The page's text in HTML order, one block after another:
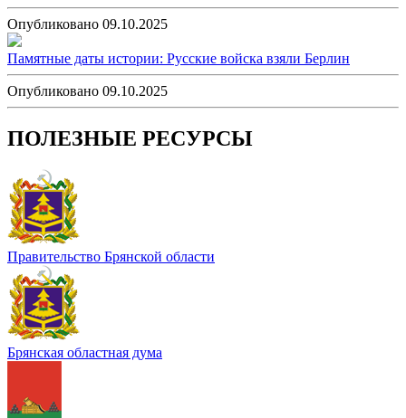
Опубликовано 09.10.2025
Памятные даты истории: Русские войска взяли Берлин
Опубликовано 09.10.2025
ПОЛЕЗНЫЕ РЕСУРСЫ
Правительство Брянской области
Брянская областная дума